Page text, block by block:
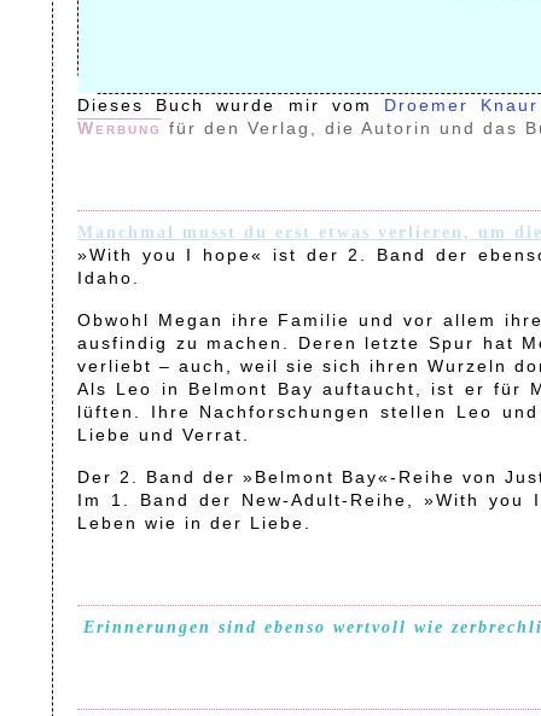
Dieses Buch wurde mir vom Droemer
Werbung für den Verlag, die Autorin und das
Manchmal musst du erst etwas verlieren, um
»With you I hope« ist der 2. Band der
Idaho.
Obwohl Megan ihre Familie und vor allem
ausfindig zu machen. Deren letzte Spur hat
verliebt – auch, weil sie sich ihren Wurzeln
Als Leo in Belmont Bay auftaucht, ist er für
lüften. Ihre Nachforschungen stellen Leo
Liebe und Verrat.
Der 2. Band der »Belmont Bay«-Reihe von
Im 1. Band der New-Adult-Reihe, »With you
Leben wie in der Liebe.
Erinnerungen sind ebenso wertvoll wie